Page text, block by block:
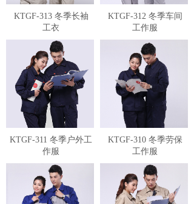
KTGF-313 冬季长袖
工衣
KTGF-312 冬季车间
工作服
KTGF-311 冬季户外工
作服
KTGF-310 冬季劳保
工作服